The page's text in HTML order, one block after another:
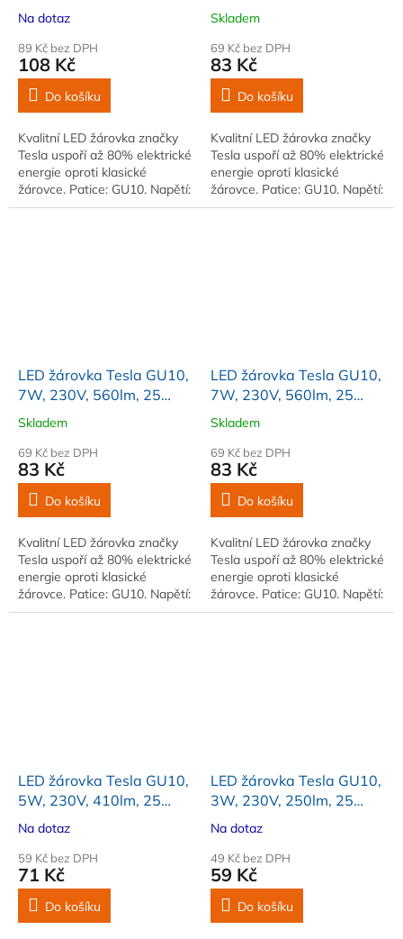
000h, 3000K teplá bílá,
Na dotaz
89 Kč bez DPH
108 Kč
Do košíku
Kvalitní LED žárovka značky
Tesla uspoří až 80% elektrické
energie oproti klasické
žárovce. Patice: GU10. Napětí:
230V. Příkon: 8W. Světelný
000h, 6500K studená
bílá, 110st
Skladem
69 Kč bez DPH
83 Kč
Do košíku
Kvalitní LED žárovka značky
Tesla uspoří až 80% elektrické
energie oproti klasické
žárovce. Patice: GU10. Napětí:
230V. Příkon: 7W. Světelný
LED žárovka Tesla GU10,
7W, 230V, 560lm, 25
000h, 4000K denní bílá,
Skladem
69 Kč bez DPH
83 Kč
Do košíku
Kvalitní LED žárovka značky
Tesla uspoří až 80% elektrické
energie oproti klasické
žárovce. Patice: GU10. Napětí:
230V. Příkon: 7W. Světelný
LED žárovka Tesla GU10,
7W, 230V, 560lm, 25
000h, 3000K teplá bílá,
Skladem
69 Kč bez DPH
83 Kč
Do košíku
Kvalitní LED žárovka značky
Tesla uspoří až 80% elektrické
energie oproti klasické
žárovce. Patice: GU10. Napětí:
230V. Příkon: 7W. Světelný
LED žárovka Tesla GU10,
5W, 230V, 410lm, 25
000h, 6500K studená
Na dotaz
59 Kč bez DPH
71 Kč
Do košíku
LED žárovka Tesla GU10,
3W, 230V, 250lm, 25
000h, 3000K teplá bílá,
Na dotaz
49 Kč bez DPH
59 Kč
Do košíku